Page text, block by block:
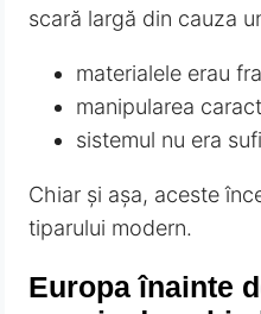
scară largă din cauza
materialele erau
manipularea
sistemul nu era
Chiar și așa, aceste
tiparului modern.
Europa înainte